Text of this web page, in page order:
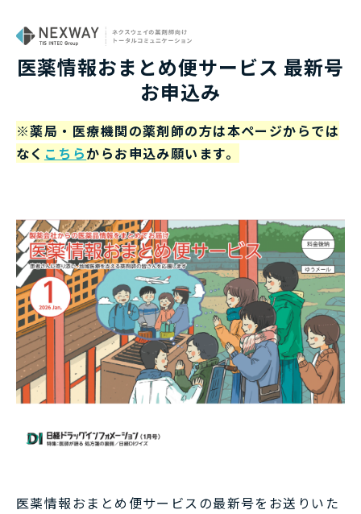
医薬情報おまとめ便サービス 最新号
お申込み
※薬局・医療機関の薬剤師の方は本ページからでは
なく こちらからお申込み願います。
医薬情報おまとめ便サービスの最新号をお送りいた